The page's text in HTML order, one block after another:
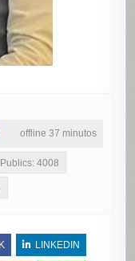
offline 37 minutos
Publics: 4008
LINKEDIN